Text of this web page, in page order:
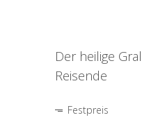
Der heilige
Reisende
Festpreis